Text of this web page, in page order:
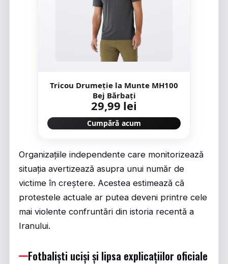
Tricou Drumeție la Munte MH100
Bej Bărbați
29,99 lei
Cumpără acum
Organizațiile independente care monitorizează
situația avertizează asupra unui număr de
victime în creștere. Acestea estimează că
protestele actuale ar putea deveni printre cele
mai violente confruntări din istoria recentă a
Iranului.
Fotbaliști uciși și lipsa explicațiilor oficiale